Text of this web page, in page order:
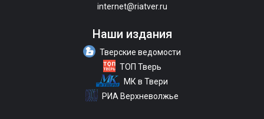
internet@riatver.ru
Наши издания
Тверские ведомости
ТОП Тверь
МК в Твери
РИА Верхневолжье